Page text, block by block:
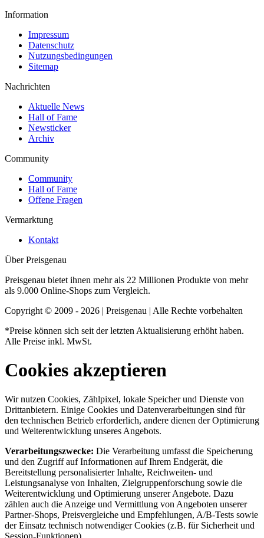
Information
Impressum
Datenschutz
Nutzungsbedingungen
Sitemap
Nachrichten
Aktuelle News
Hall of Fame
Newsticker
Archiv
Community
Community
Hall of Fame
Offene Fragen
Vermarktung
Kontakt
Über Preisgenau
Preisgenau bietet ihnen mehr als 22 Millionen Produkte von mehr
als 9.000 Online-Shops zum Vergleich.
Copyright © 2009 - 2026 | Preisgenau | Alle Rechte vorbehalten
*Preise können sich seit der letzten Aktualisierung erhöht haben.
Alle Preise inkl. MwSt.
Cookies akzeptieren
Wir nutzen Cookies, Zählpixel, lokale Speicher und Dienste von
Drittanbietern. Einige Cookies und Datenverarbeitungen sind für
den technischen Betrieb erforderlich, andere dienen der Optimierung
und Weiterentwicklung unseres Angebots.
Verarbeitungszwecke: Die Verarbeitung umfasst die Speicherung
und den Zugriff auf Informationen auf Ihrem Endgerät, die
Bereitstellung personalisierter Inhalte, Reichweiten- und
Leistungsanalyse von Inhalten, Zielgruppenforschung sowie die
Weiterentwicklung und Optimierung unserer Angebote. Dazu
zählen auch die Anzeige und Vermittlung von Angeboten unserer
Partner-Shops, Preisvergleiche und Empfehlungen, A/B-Tests sowie
der Einsatz technisch notwendiger Cookies (z.B. für Sicherheit und
Session-Funktionen).